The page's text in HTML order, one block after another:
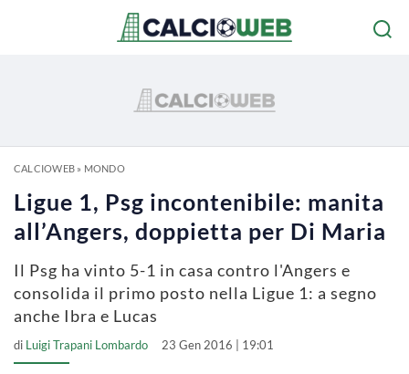
CALCIOWEB» MONDO
Ligue 1, Psg incontenibile: manita
all’Angers, doppietta per Di Maria
Il Psg ha vinto 5-1 in casa contro l'Angers e
consolida il primo posto nella Ligue 1: a segno
anche Ibra e Lucas
di Luigi Trapani Lombardo 23 Gen 2016 | 19:01